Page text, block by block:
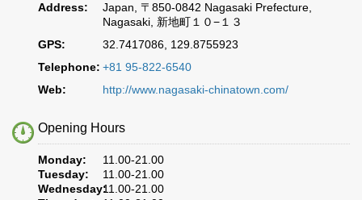
Address:
Japan, 〒850-0842 Nagasaki Prefecture,
Nagasaki, 新地町１０−１３
GPS:
32.7417086, 129.8755923
Telephone: +81 95-822-6540
Web:
http://www.nagasaki-chinatown.com/
Opening Hours
Monday:
11.00-21.00
Tuesday:
11.00-21.00
Wednesday:11.00-21.00